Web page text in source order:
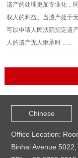
遗产的处理更加专业化，
权人的利益。当遗产处于
可以申请人民法院指定遗
人的遗产无人继承时，...
Chinese
Office Location:
Binhai Avenue